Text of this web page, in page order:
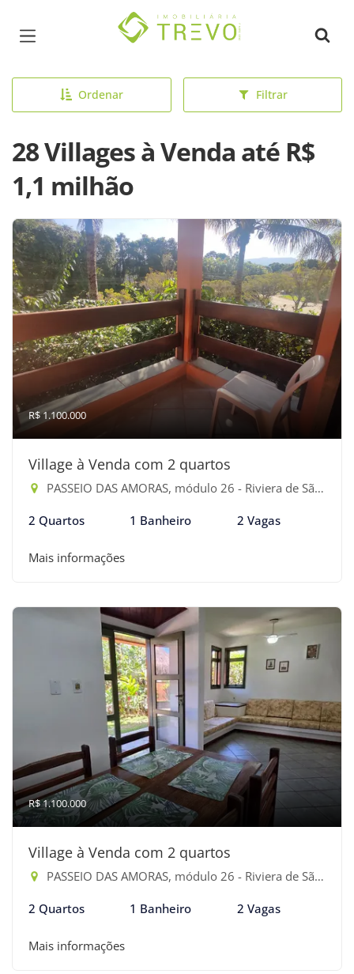
Página inicial
Ordenar Filtrar
28 Villages à Venda até R$
1,1 milhão
R$ 1.100.000
Village à Venda com 2 quartos
PASSEIO DAS AMORAS, módulo 26 - Riviera de São Lourenço, Bertioga-SP
2 Quartos 1 Banheiro 2 Vagas
Mais informações
R$ 1.100.000
Village à Venda com 2 quartos
PASSEIO DAS AMORAS, módulo 26 - Riviera de São Lourenço, Bertioga-SP
2 Quartos 1 Banheiro 2 Vagas
Mais informações